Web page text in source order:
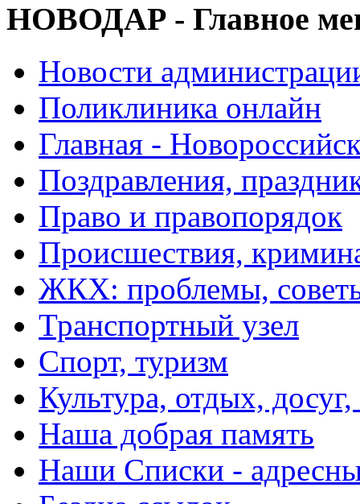
НОВОДАР - Главное
Новости
Поликлиника онлайн
Главная -
Поздравления,
Право и правопорядок
Происшествия,
ЖКХ: проблемы,
Транспортный узел
Спорт, туризм
Культура, отдых,
Наша добрая память
Наши Списки -